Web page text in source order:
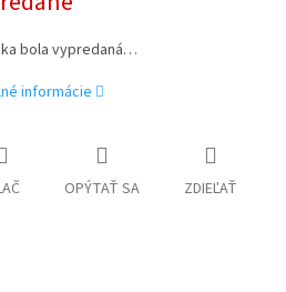
bola vypredaná…
informácie
OPÝTAŤ SA ZDIEĽAŤ